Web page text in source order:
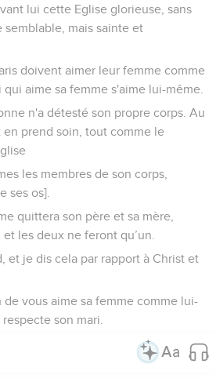
lui cette Eglise glorieuse, sans
mais sainte et
doivent aimer leur femme comme
aime sa femme s'aime lui-même.
n'a détesté son propre corps. Au
prend soin, tout comme le
les membres de son corps,
ses os].
quittera son père et sa mère,
les deux ne feront qu’un.
et je dis cela par rapport à Christ et
de vous aime sa femme comme lui-
son mari.